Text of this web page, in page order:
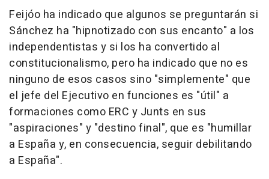
Feijóo ha indicado que algunos se preguntarán si
Sánchez ha "hipnotizado con sus encanto" a los
independentistas y si los ha convertido al
constitucionalismo, pero ha indicado que no es
ninguno de esos casos sino "simplemente" que
el jefe del Ejecutivo en funciones es "útil" a
formaciones como ERC y Junts en sus
"aspiraciones" y "destino final", que es "humillar
a España y, en consecuencia, seguir debilitando
a España".